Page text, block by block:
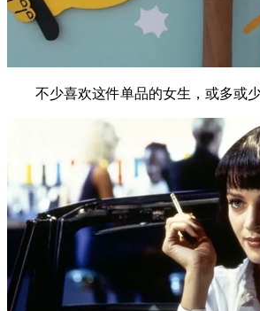
不少喜欢这件单品的女生，或多或少